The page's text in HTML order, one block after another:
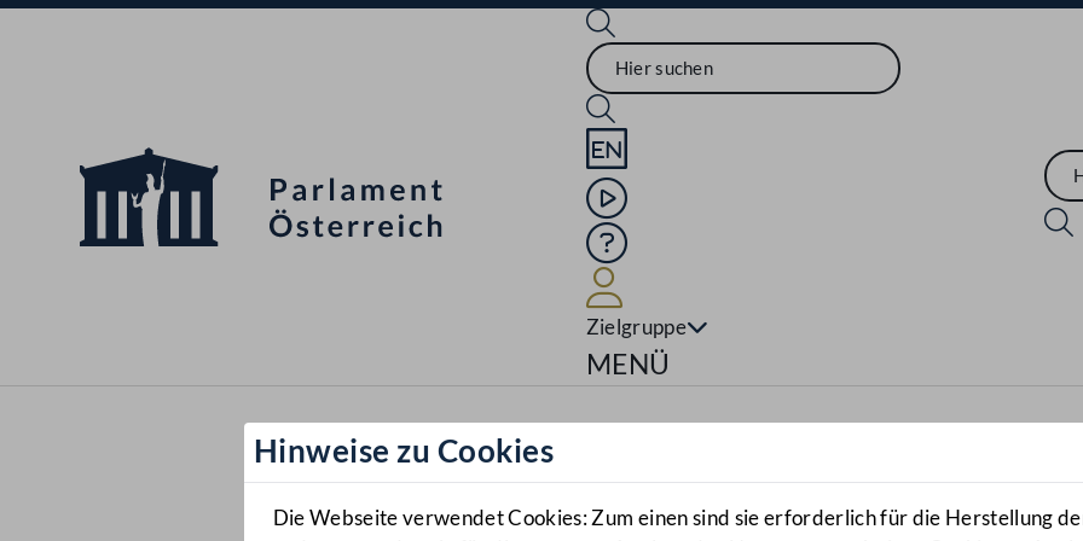
Sprache English
Mediathek
Hilfe
Zielgruppe
Navigationsmenü öffnen
MENÜ
Hinweise zu Cookies
Die Webseite verwendet Cookies: Zum einen sind sie erforderlich für die Herstellung